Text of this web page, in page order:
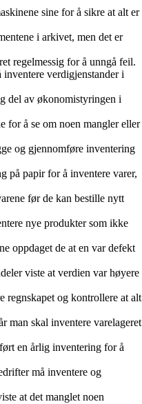
sine for å sikre at alt er
i arkivet, men det er
regelmessig for å unngå feil.
verdigjenstander i
del av økonomistyringen i
for å se om noen mangler eller
og gjennomføre inventering
på papir for å inventere varer,
før de kan bestille nytt
nye produkter som ikke
oppdaget de at en var defekt
viste at verdien var høyere
regnskapet og kontrollere at alt
man skal inventere varelageret
en årlig inventering for å
må inventere og
at det manglet noen